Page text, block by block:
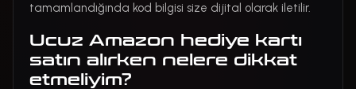
tamamlandığında kod bilgisi size dijital olarak iletilir.
Ucuz Amazon hediye kartı
satın alırken nelere dikkat
etmeliyim?